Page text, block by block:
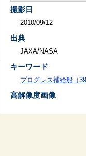
撮影日
2010/09/12
出典
JAXA/NASA
キーワード
プログレス補給船（
高解像度画像